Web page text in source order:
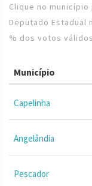
Clique no
Deputado Estadual
% dos votos
Município
Capelinha
Angelândia
Pescador